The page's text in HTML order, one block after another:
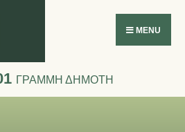
εργαλείων
MENU
ΓΡΑΜΜΗ ΔΗΜΟΤΗ